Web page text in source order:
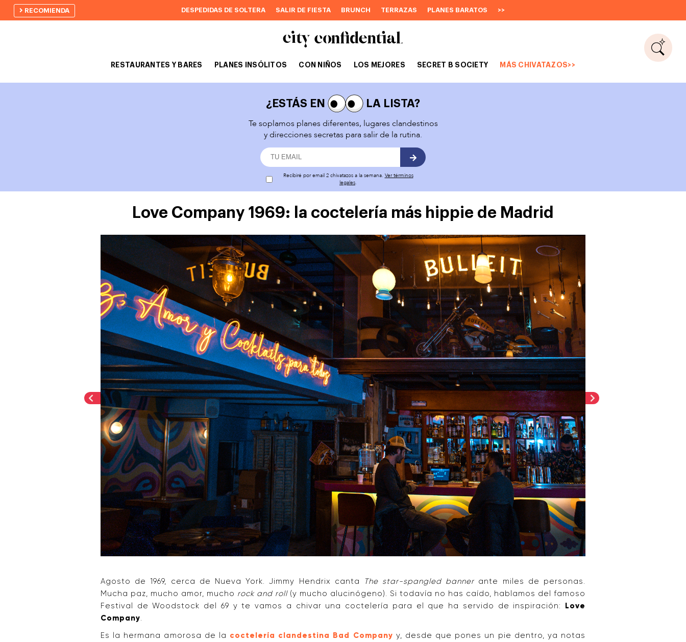
RECOMIENDA DESPEDIDAS DE SOLTERA SALIR DE FIESTA BRUNCH TERRAZAS PLANES BARATOS >>
RESTAURANTES Y BARES PLANES INSÓLITOS CON NIÑOS LOS MEJORES SECRET B SOCIETY MÁS CHIVATAZOS>>
¿ESTÁS EN
LA LISTA?
Te soplamos planes diferentes, lugares clandestinos
y direcciones secretas para salir de la rutina.
Recibiré por email 2 chivatazos a la semana. Ver términos
legales.
Love Company 1969: la coctelería más hippie de Madrid
Agosto de 1969, cerca de Nueva York. Jimmy Hendrix canta The star-spangled bannerante miles de personas.
Mucha paz, mucho amor, mucho rock and roll(y mucho alucinógeno). Si todavía no has caído, hablamos del famoso
Festival de Woodstock del 69 y te vamos a chivar una coctelería para el que ha servido de inspiración: Love
Company.
Es la hermana amorosa de la coctelería clandestina Bad Company y, desde que pones un pie dentro, ya notas